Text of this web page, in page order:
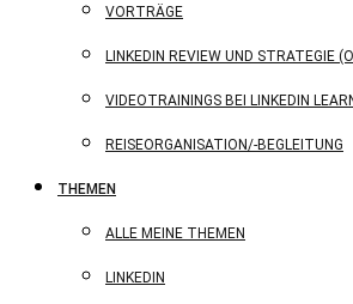
VORTRÄGE
LINKEDIN REVIEW UND STRATEGIE
VIDEOTRAININGS BEI LINKEDIN
REISEORGANISATION/-BEGLEITUNG
THEMEN
ALLE MEINE THEMEN
LINKEDIN